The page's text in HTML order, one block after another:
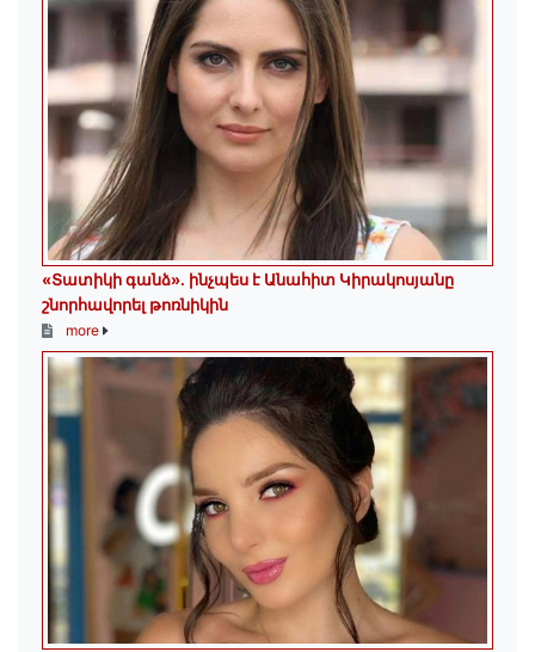
«Տատիկի գանձ». ինչպես է Անահիտ Կիրակոսյանը
շնորհավորել թոռնիկին
more